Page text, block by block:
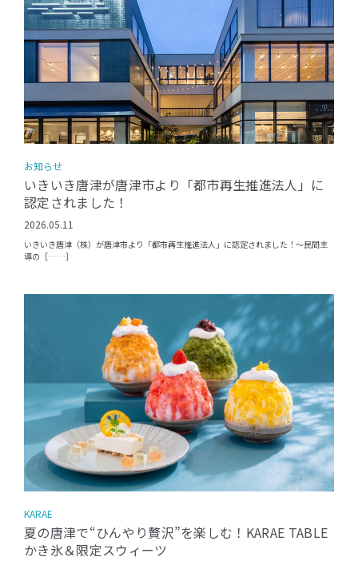
お知らせ
いきいき唐津が唐津市より「都市再生推進法人」に
認定されました！
2026.05.11
いきいき唐津（株）が唐津市より「都市再生推進法人」に認定されました！〜民間主
導の［……］
KARAE
夏の唐津で“ひんやり贅沢”を楽しむ！KARAE TABLE
かき氷＆限定スウィーツ